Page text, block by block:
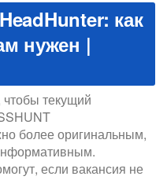
как
нужен |
текущий
более оригинальным,
если вакансия не